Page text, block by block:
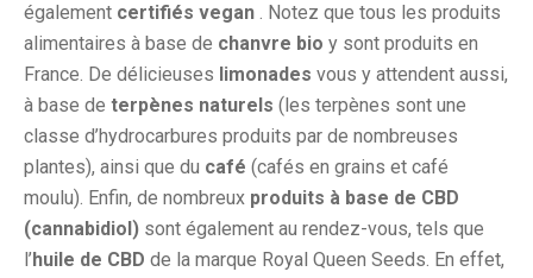
également certifiés vegan . Notez que tous les produits
alimentaires à base de chanvre bio y sont produits en
France. De délicieuses limonades vous y attendent aussi,
à base de terpènes naturels (les terpènes sont une
classe d’hydrocarbures produits par de nombreuses
plantes), ainsi que du café (cafés en grains et café
moulu). Enfin, de nombreux produits à base de CBD
(cannabidiol) sont également au rendez-vous, tels que
l’huile de CBD de la marque Royal Queen Seeds. En effet,